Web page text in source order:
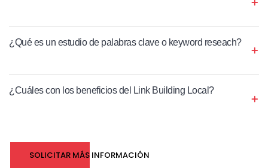
¿Qué es un estudio de palabras clave o keyword reseach?
¿Cuáles con los beneficios del Link Building Local?
SOLICITAR MÁS INFORMACIÓN